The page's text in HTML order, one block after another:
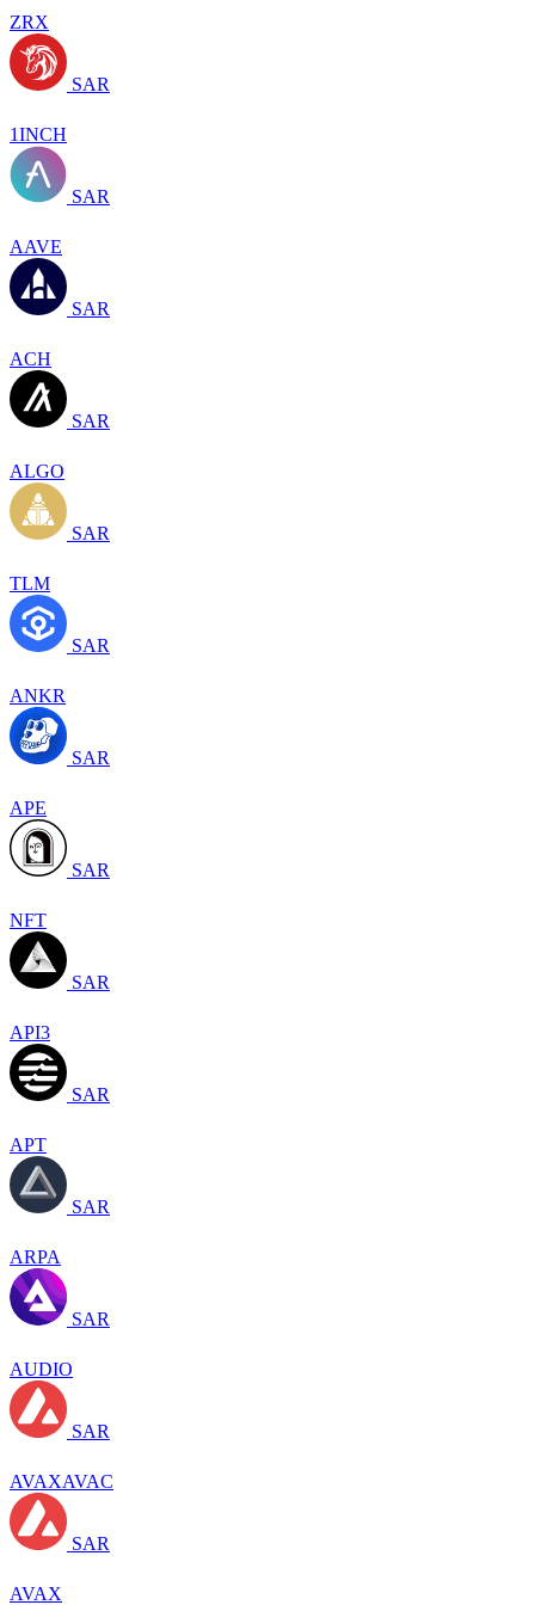
ZRX
SAR
1INCH
SAR
AAVE
SAR
ACH
SAR
ALGO
SAR
TLM
SAR
ANKR
SAR
APE
SAR
NFT
SAR
API3
SAR
APT
SAR
ARPA
SAR
AUDIO
SAR
AVAXAVAC
SAR
AVAX